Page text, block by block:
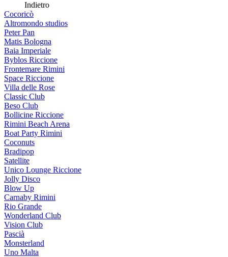
Indietro
Cocoricò
Altromondo studios
Peter Pan
Matis Bologna
Baia Imperiale
Byblos Riccione
Frontemare Rimini
Space Riccione
Villa delle Rose
Classic Club
Beso Club
Bollicine Riccione
Rimini Beach Arena
Boat Party Rimini
Coconuts
Bradipop
Satellite
Unico Lounge Riccione
Jolly Disco
Blow Up
Carnaby Rimini
Rio Grande
Wonderland Club
Vision Club
Pascià
Monsterland
Uno Malta